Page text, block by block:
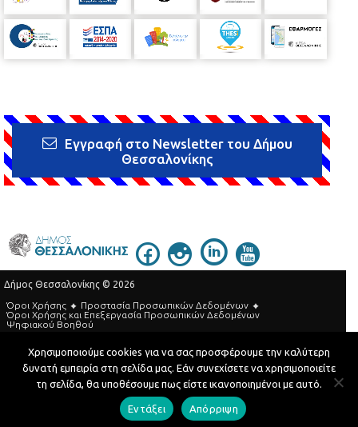
Εγγραφή στο Newsletter του Δήμου
Θεσσαλονίκης
Δήμος Θεσσαλονίκης © 2026
Όροι Χρήσης
Προστασία Προσωπικών Δεδομένων
Όροι Xρήσης και Eπεξεργασία Προσωπικών Δεδομένων
Ψηφιακού Βοηθού
Τηλεφωνικός Κατάλογος
Developed by MyCompany Projects
Χρησιμοποιούμε cookies για να σας προσφέρουμε την καλύτερη
δυνατή εμπειρία στη σελίδα μας. Εάν συνεχίσετε να χρησιμοποιείτε
τη σελίδα, θα υποθέσουμε πως είστε ικανοποιημένοι με αυτό.
Εντάξει Απόρριψη